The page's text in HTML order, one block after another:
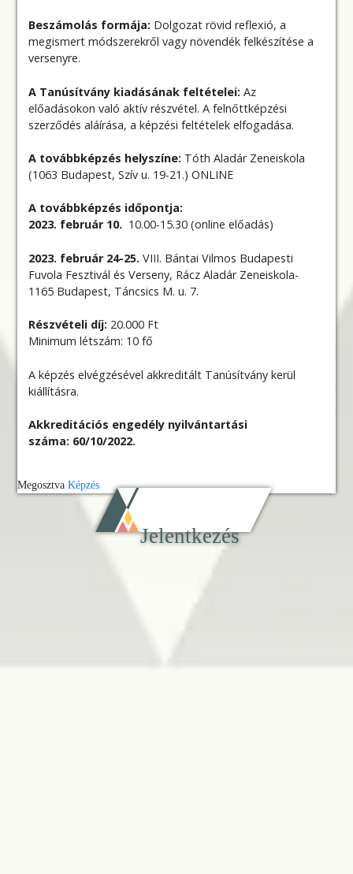
Beszámolás formája: Dolgozat rövid reflexió, a
megismert módszerekről vagy növendék felkészítése a
versenyre.
A Tanúsítvány kiadásának feltételei: Az
előadásokon való aktív részvétel. A felnőttképzési
szerződés aláírása, a képzési feltételek elfogadása.
A továbbképzés helyszíne: Tóth Aladár Zeneiskola
(1063 Budapest, Szív u. 19-21.) ONLINE
A továbbképzés időpontja:
2023. február 10. 10.00-15.30 (online előadás)
2023. február 24-25. VIII. Bántai Vilmos Budapesti
Fuvola Fesztivál és Verseny, Rácz Aladár Zeneiskola-
1165 Budapest, Táncsics M. u. 7.
Részvételi díj: 20.000 Ft
Minimum létszám: 10 fő
A képzés elvégzésével akkreditált Tanúsítvány kerül
kiállításra.
Akkreditációs engedély nyilvántartási
száma: 60/10/2022.
Jelentkezés
MegosztvaKépzés